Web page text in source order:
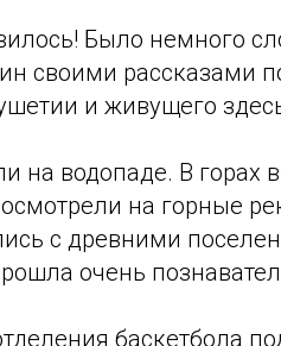
Было немного
своими рассказами
и живущего
на водопаде. В горах
на горные
с древними
очень
баскетбола